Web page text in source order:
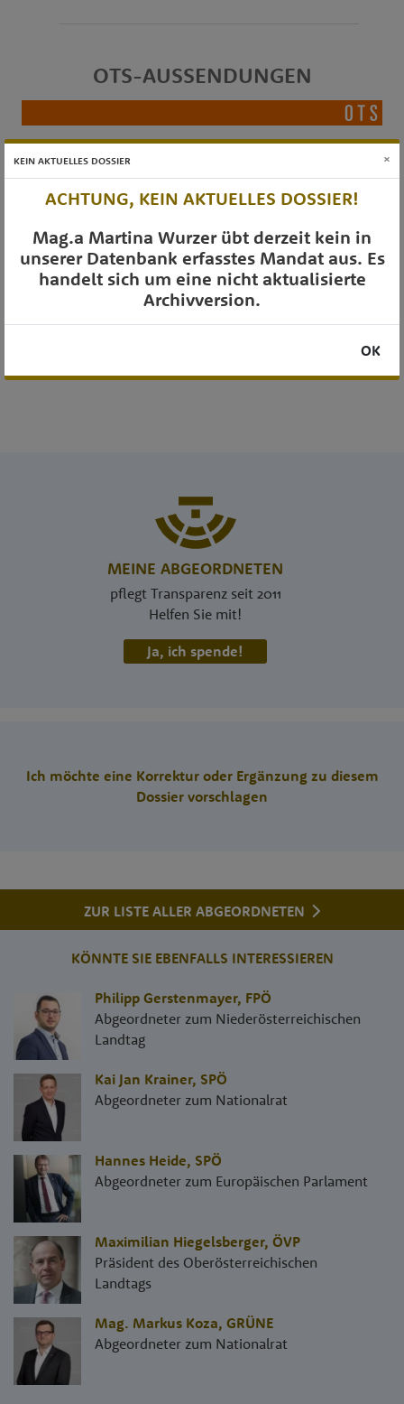
MEINE ABGEORDNETEN
pflegt Transparenz seit 2011
Helfen Sie mit!
Ja, ich spende!
Ich möchte eine Korrektur oder Ergänzung zu diesem
Dossier vorschlagen
OTS-AUSSENDUNGEN
ZUR LISTE ALLER ABGEORDNETEN
KÖNNTE SIE EBENFALLS INTERESSIEREN
Philipp Gerstenmayer, FPÖ
Abgeordneter zum Niederösterreichischen
Landtag
Kai Jan Krainer, SPÖ
Abgeordneter zum Nationalrat
Hannes Heide, SPÖ
Abgeordneter zum Europäischen Parlament
Maximilian Hiegelsberger, ÖVP
Präsident des Oberösterreichischen
Landtags
Mag. Markus Koza, GRÜNE
Abgeordneter zum Nationalrat
KEIN AKTUELLES DOSSIER ×
ACHTUNG, KEIN AKTUELLES DOSSIER!
Mag.a Martina Wurzer übt derzeit kein in
unserer Datenbank erfasstes Mandat aus. Es
handelt sich um eine nicht aktualisierte
Archivversion.
OK